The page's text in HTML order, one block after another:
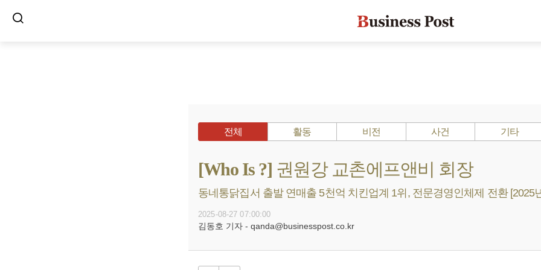
전체 활동 비전 사건 기타
[Who Is ?] 권원강 교촌에프앤비 회장
동네통닭집서 출발 연매출 5천억 치킨업계 1위, 전문경영인체제 전환 [2025
2025-08-27 07:00:00
김동호 기자 - qanda@businesspost.co.kr